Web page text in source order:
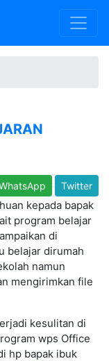
Twitter
kepada bapak
program belajar
di
belajar dirumah
namun
mengirimkan file
kesulitan di
wps Office
hp bapak ibuk